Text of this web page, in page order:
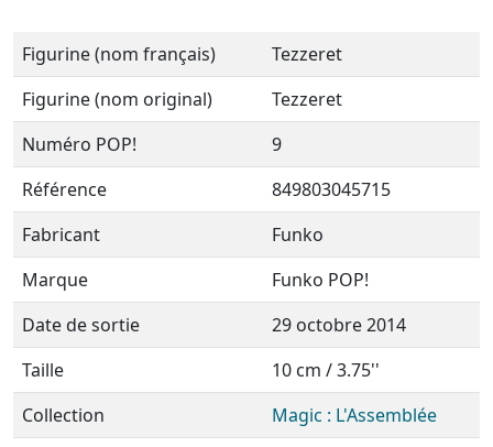
Figurine (nom français)
Tezzeret
Figurine (nom original)
Tezzeret
Numéro POP!
9
Référence
849803045715
Fabricant
Funko
Marque
Funko POP!
Date de sortie
29 octobre 2014
Taille
10 cm / 3.75''
Collection
Magic : L'Assemblée